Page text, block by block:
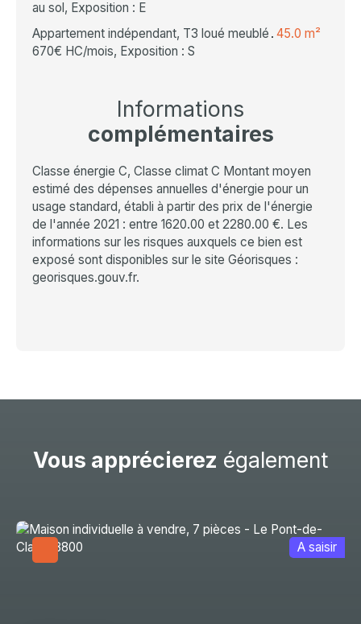
au sol, Exposition : E
Appartement indépendant, T3 loué meublé
670€ HC/mois, Exposition : S
45.0 m²
Informations
complémentaires
Classe énergie C, Classe climat C Montant moyen
estimé des dépenses annuelles d'énergie pour un
usage standard, établi à partir des prix de l'énergie
de l'année 2021 : entre 1620.00 et 2280.00 €. Les
informations sur les risques auxquels ce bien est
exposé sont disponibles sur le site Géorisques :
georisques.gouv.fr.
Vous apprécierez également
A saisir